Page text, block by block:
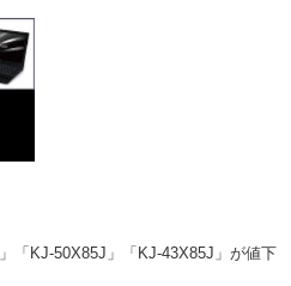
「KJ-50X85J」「KJ-43X85J」が値下